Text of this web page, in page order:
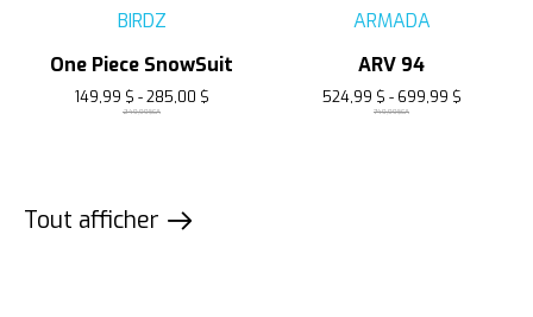
BIRDZ
One Piece SnowSuit
149,99 $ - 285,00 $
249,99$CA
ARMADA
ARV 94
524,99 $ - 699,99 $
749,99$CA
Tout afficher
products